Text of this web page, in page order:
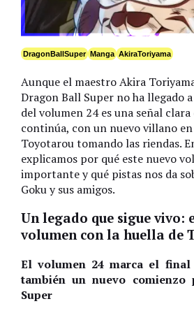
DragonBallSuper Manga AkiraToriyama
Aunque el maestro Akira
Dragon Ball Super no ha llegado
del volumen 24 es una señal
continúa, con un nuevo villano
Toyotarou tomando las riendas.
explicamos por qué este nuevo
importante y qué pistas nos da
Goku y sus amigos.
Un legado que sigue vivo:
volumen con la huella de
El volumen 24 marca el
también un nuevo comienzo
Super